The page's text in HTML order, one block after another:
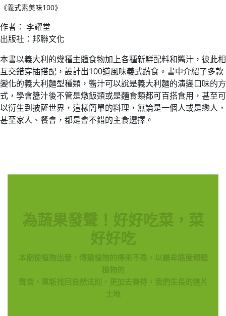
《義式素美味100》
作者： 李耀堂
出版社：邦聯文化
本書以義大利的幾種主體食物加上各種新鮮配料和醬汁，彼此相
互交錯穿插搭配，設計出100道風味義式蔬食。書中介紹了多款
變化的義大利麵型種類，醬汁可以說是義大利麵的演變口味的方
式，學會醬汁後不管是燉飯類或是麵食類都可百搭食用，甚至可
以衍生到披薩世界，這樣簡單的料理，無論是一個人或是戀人，
甚至家人、餐會，都是會不錯的主食選擇。
為蔬果發聲！好好吃菜，菜
好好吃
本期從植物出發，傳遞植物的得來不易，以謙卑態度傾聽
植物的
聲音，重新找回自然法則，更加去善待，我們生長的這片
土地